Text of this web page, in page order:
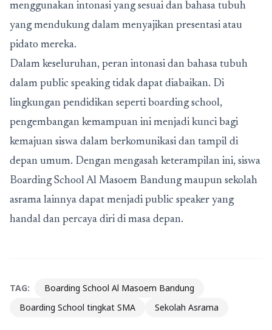
menggunakan intonasi yang sesuai dan bahasa tubuh
yang mendukung dalam menyajikan presentasi atau
pidato mereka.
Dalam keseluruhan, peran intonasi dan bahasa tubuh
dalam public speaking tidak dapat diabaikan. Di
lingkungan pendidikan seperti boarding school,
pengembangan kemampuan ini menjadi kunci bagi
kemajuan siswa dalam berkomunikasi dan tampil di
depan umum. Dengan mengasah keterampilan ini, siswa
Boarding School Al Masoem Bandung maupun sekolah
asrama lainnya dapat menjadi public speaker yang
handal dan percaya diri di masa depan.
TAG:
Boarding School Al Masoem Bandung
Boarding School tingkat SMA
Sekolah Asrama